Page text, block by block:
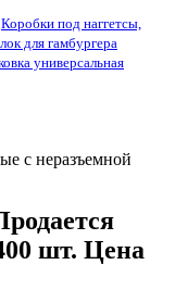
Коробки под наггетсы,
для гамбургера
универсальная
с неразъемной
шт. Цена